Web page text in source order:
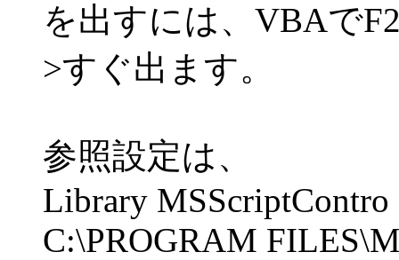
を出すには、VBAで
>すぐ出ます。
参照設定は、
Library MSScriptContro
C:\PROGRAM